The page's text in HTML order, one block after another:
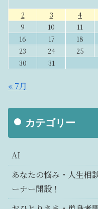
2
3 4
9
10 11
16
17 18
23
24 25
30
31
« 7月
カテゴリー
AI
あなたの悩み・人生相
ーナー開設！